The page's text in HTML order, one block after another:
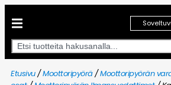
Etusivu/Moottoripyörä/Moottoripyörän